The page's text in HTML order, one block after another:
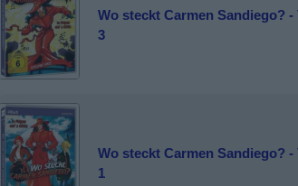
Wo steckt Carmen Sandiego? -
3
Wo steckt Carmen Sandiego? -
1